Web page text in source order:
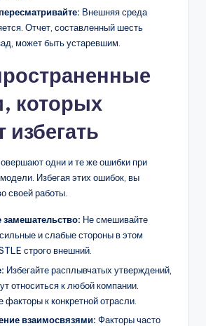
Внешняя среда
Отчет, составленный шесть
может быть устаревшим.
которых
избегать
одни и те же ошибки при
Избегая этих ошибок, вы
своей работы.
замешательство: Не смешивайте
и слабые стороны в этом
строго внешний.
Избегайте расплывчатых утверждений,
относиться к любой компании.
факторы к конкретной отрасли.
взаимосвязями: Факторы часто